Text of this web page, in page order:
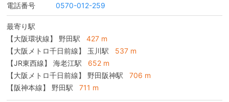
電話番号 0570-012-259
最寄り駅
【大阪環状線】 野田駅
427 m
【大阪メトロ千日前線】 玉川駅
537 m
【JR東西線】 海老江駅
652 m
【大阪メトロ千日前線】 野田阪神駅
706 m
【阪神本線】 野田駅
711 m